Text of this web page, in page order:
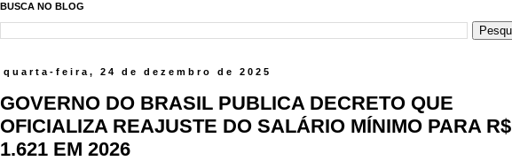
BUSCA NO BLOG
quarta-feira, 24 de dezembro de 2025
GOVERNO DO BRASIL PUBLICA DECRETO QUE
OFICIALIZA REAJUSTE DO SALÁRIO MÍNIMO PARA R$
1.621 EM 2026